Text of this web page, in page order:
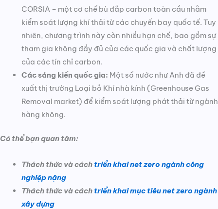
CORSIA – một cơ chế bù đắp carbon toàn cầu nhằm
kiểm soát lượng khí thải từ các chuyến bay quốc tế. Tuy
nhiên, chương trình này còn nhiều hạn chế, bao gồm sự
tham gia không đầy đủ của các quốc gia và chất lượng
của các tín chỉ carbon.
Các sáng kiến quốc gia: Một số nước như Anh đã đề
xuất thị trường Loại bỏ Khí nhà kính (Greenhouse Gas
Removal market) để kiểm soát lượng phát thải từ ngành
hàng không.
Có thể bạn quan tâm:
Thách thức và cách triển khai net zero ngành công
nghiệp nặng
Thách thức và cách triển khai mục tiêu net zero ngành
xây dựng